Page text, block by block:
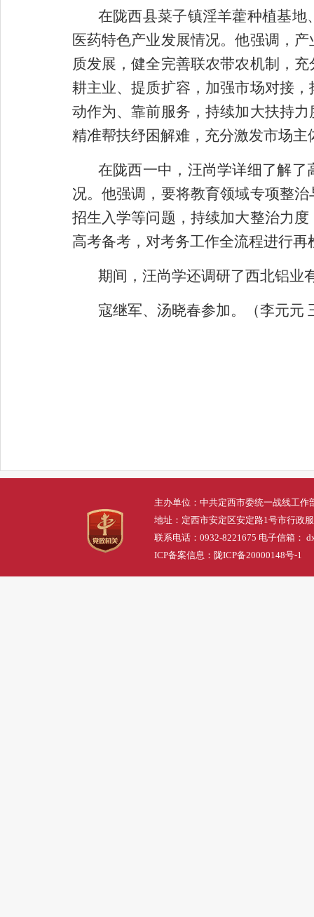
在陇西县菜子镇淫羊藿种植基
医药特色产业发展情况。他强调，
质发展，健全完善联农带农机制，
耕主业、提质扩容，加强市场对接
动作为、靠前服务，持续加大扶持
精准帮扶纾困解难，充分激发市场主
在陇西一中，汪尚学详细了解
况。他强调，要将教育领域专项整
招生入学等问题，持续加大整治力
高考备考，对考务工作全流程进行
期间，汪尚学还调研了西北铝业
寇继军、汤晓春参加。（李元元
主办单位：中共定西市委统一战线工作
地址：定西市安定区安定路1号市行政
联系电话：0932-8221675 电子信箱：
ICP备案信息： 陇ICP备20000148号-1